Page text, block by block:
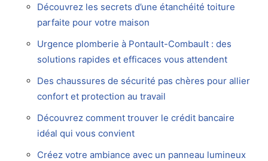
Découvrez les secrets d’une étanchéité toiture
parfaite pour votre maison
Urgence plomberie à Pontault-Combault : des
solutions rapides et efficaces vous attendent
Des chaussures de sécurité pas chères pour allier
confort et protection au travail
Découvrez comment trouver le crédit bancaire
idéal qui vous convient
Créez votre ambiance avec un panneau lumineux